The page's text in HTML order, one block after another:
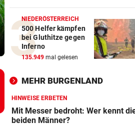
Lamparter: Jetzt
ist die Diagnose
da!
nach Aus:
Match“
NIEDERÖSTERREICH
500 Helfer kämpfen
bei Gluthitze gegen
Inferno
135.949 mal gelesen
MEHR BURGENLAND
HINWEISE ERBETEN
Mit Messer bedroht: Wer kennt
beiden Männer?